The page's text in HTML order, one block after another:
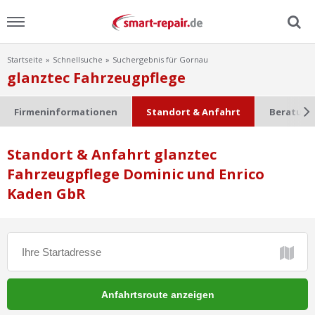
Menu
Home
Ratgeber
Lexikon
Video
Startseite Schnellsuche Suchergebnis für Gornau
glanztec Fahrzeugpflege
Firmeninformationen Standort & Anfahrt
Standort & Anfahrt glanztec
Fahrzeugpflege Dominic und Enrico
Kaden GbR